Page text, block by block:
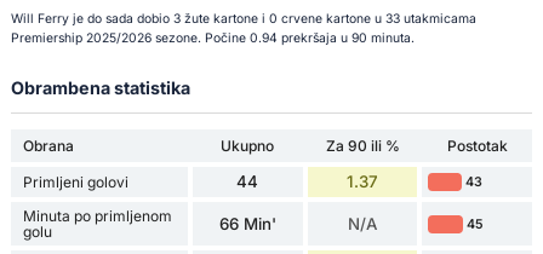
Will Ferry je do sada dobio 3 žute kartone i 0 crvene kartone u 33 utakmicama
Premiership 2025/2026 sezone. Počine 0.94 prekršaja u 90 minuta.
Obrambena statistika
Obrana Ukupno Za 90 ili %
Postotak
Primljeni golovi
44 1.37 43
Minuta po primljenom
golu
66 Min' N/A 45